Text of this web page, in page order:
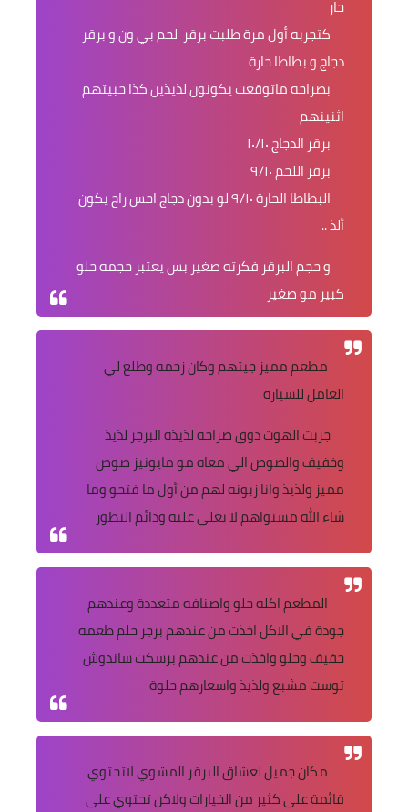
حار
كتجربه أول مرة طلبت برقر لحم بي ون و برقر
دجاج و بطاطا حارة
بصراحه ماتوقعت يكونون لذيذين كذا حبيتهم
اثنينهم
برقر الدجاج ١٠/١٠
برقر اللحم ٩/١٠
البطاطا الحارة ٩/١٠ لو بدون دجاج احس راح يكون
ألذ ..
و حجم البرقر فكرته صغير بس يعتبر حجمه حلو
كبير مو صغير
مطعم مميز جيتهم وكان زحمه وطلع لي
العامل للسياره
جربت الهوت دوق صراحه لذيذه البرجر لذيذ
وخفيف والصوص الي معاه مو مايونيز صوص
مميز ولذيذ وانا زبونه لهم من أول ما فتحو وما
شاء الله مستواهم لا يعلى عليه ودائم التطور
المطعم اكله حلو واصنافه متعددة وعندهم
جودة في الاكل اخذت من عندهم برجر حلم طعمه
حفيف وحلو واخذت من عندهم برسكت ساندوش
توست مشبع ولذيذ واسعارهم حلوة
مكان جميل لعشاق البرقر المشوي لاتحتوي
قائمة على كثير من الخيارات ولاكن تحتوي على